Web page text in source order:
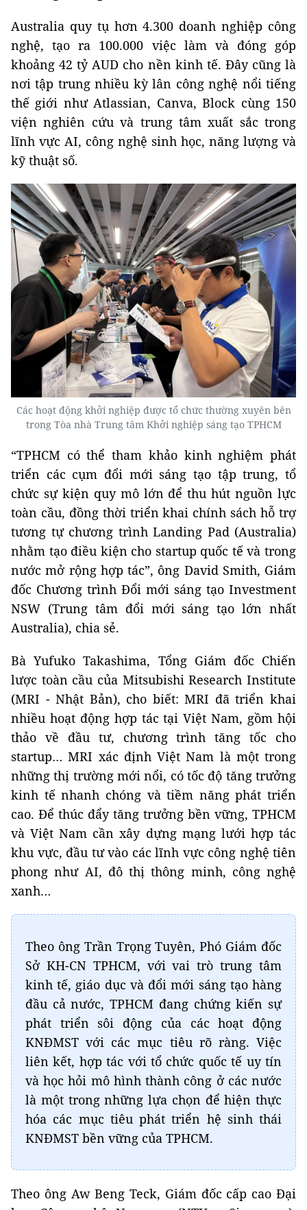
Australia quy tụ hơn 4.300 doanh nghiệp công
nghệ, tạo ra 100.000 việc làm và đóng góp
khoảng 42 tỷ AUD cho nền kinh tế. Đây cũng là
nơi tập trung nhiều kỳ lân công nghệ nổi tiếng
thế giới như Atlassian, Canva, Block cùng 150
viện nghiên cứu và trung tâm xuất sắc trong
lĩnh vực AI, công nghệ sinh học, năng lượng và
kỹ thuật số.
Các hoạt động khởi nghiệp được tổ chức thường xuyên bên
trong Tòa nhà Trung tâm Khởi nghiệp sáng tạo TPHCM
“TPHCM có thể tham khảo kinh nghiệm phát
triển các cụm đổi mới sáng tạo tập trung, tổ
chức sự kiện quy mô lớn để thu hút nguồn lực
toàn cầu, đồng thời triển khai chính sách hỗ trợ
tương tự chương trình Landing Pad (Australia)
nhằm tạo điều kiện cho startup quốc tế và trong
nước mở rộng hợp tác”, ông David Smith, Giám
đốc Chương trình Đổi mới sáng tạo Investment
NSW (Trung tâm đổi mới sáng tạo lớn nhất
Australia), chia sẻ.
Bà Yufuko Takashima, Tổng Giám đốc Chiến
lược toàn cầu của Mitsubishi Research Institute
(MRI - Nhật Bản), cho biết: MRI đã triển khai
nhiều hoạt động hợp tác tại Việt Nam, gồm hội
thảo về đầu tư, chương trình tăng tốc cho
startup… MRI xác định Việt Nam là một trong
những thị trường mới nổi, có tốc độ tăng trưởng
kinh tế nhanh chóng và tiềm năng phát triển
cao. Để thúc đẩy tăng trưởng bền vững, TPHCM
và Việt Nam cần xây dựng mạng lưới hợp tác
khu vực, đầu tư vào các lĩnh vực công nghệ tiên
phong như AI, đô thị thông minh, công nghệ
xanh…
Theo ông Trần Trọng Tuyên, Phó Giám đốc
Sở KH-CN TPHCM, với vai trò trung tâm
kinh tế, giáo dục và đổi mới sáng tạo hàng
đầu cả nước, TPHCM đang chứng kiến sự
phát triển sôi động của các hoạt động
KNĐMST với các mục tiêu rõ ràng. Việc
liên kết, hợp tác với tổ chức quốc tế uy tín
và học hỏi mô hình thành công ở các nước
là một trong những lựa chọn để hiện thực
hóa các mục tiêu phát triển hệ sinh thái
KNĐMST bền vững của TPHCM.
Theo ông Aw Beng Teck, Giám đốc cấp cao Đại